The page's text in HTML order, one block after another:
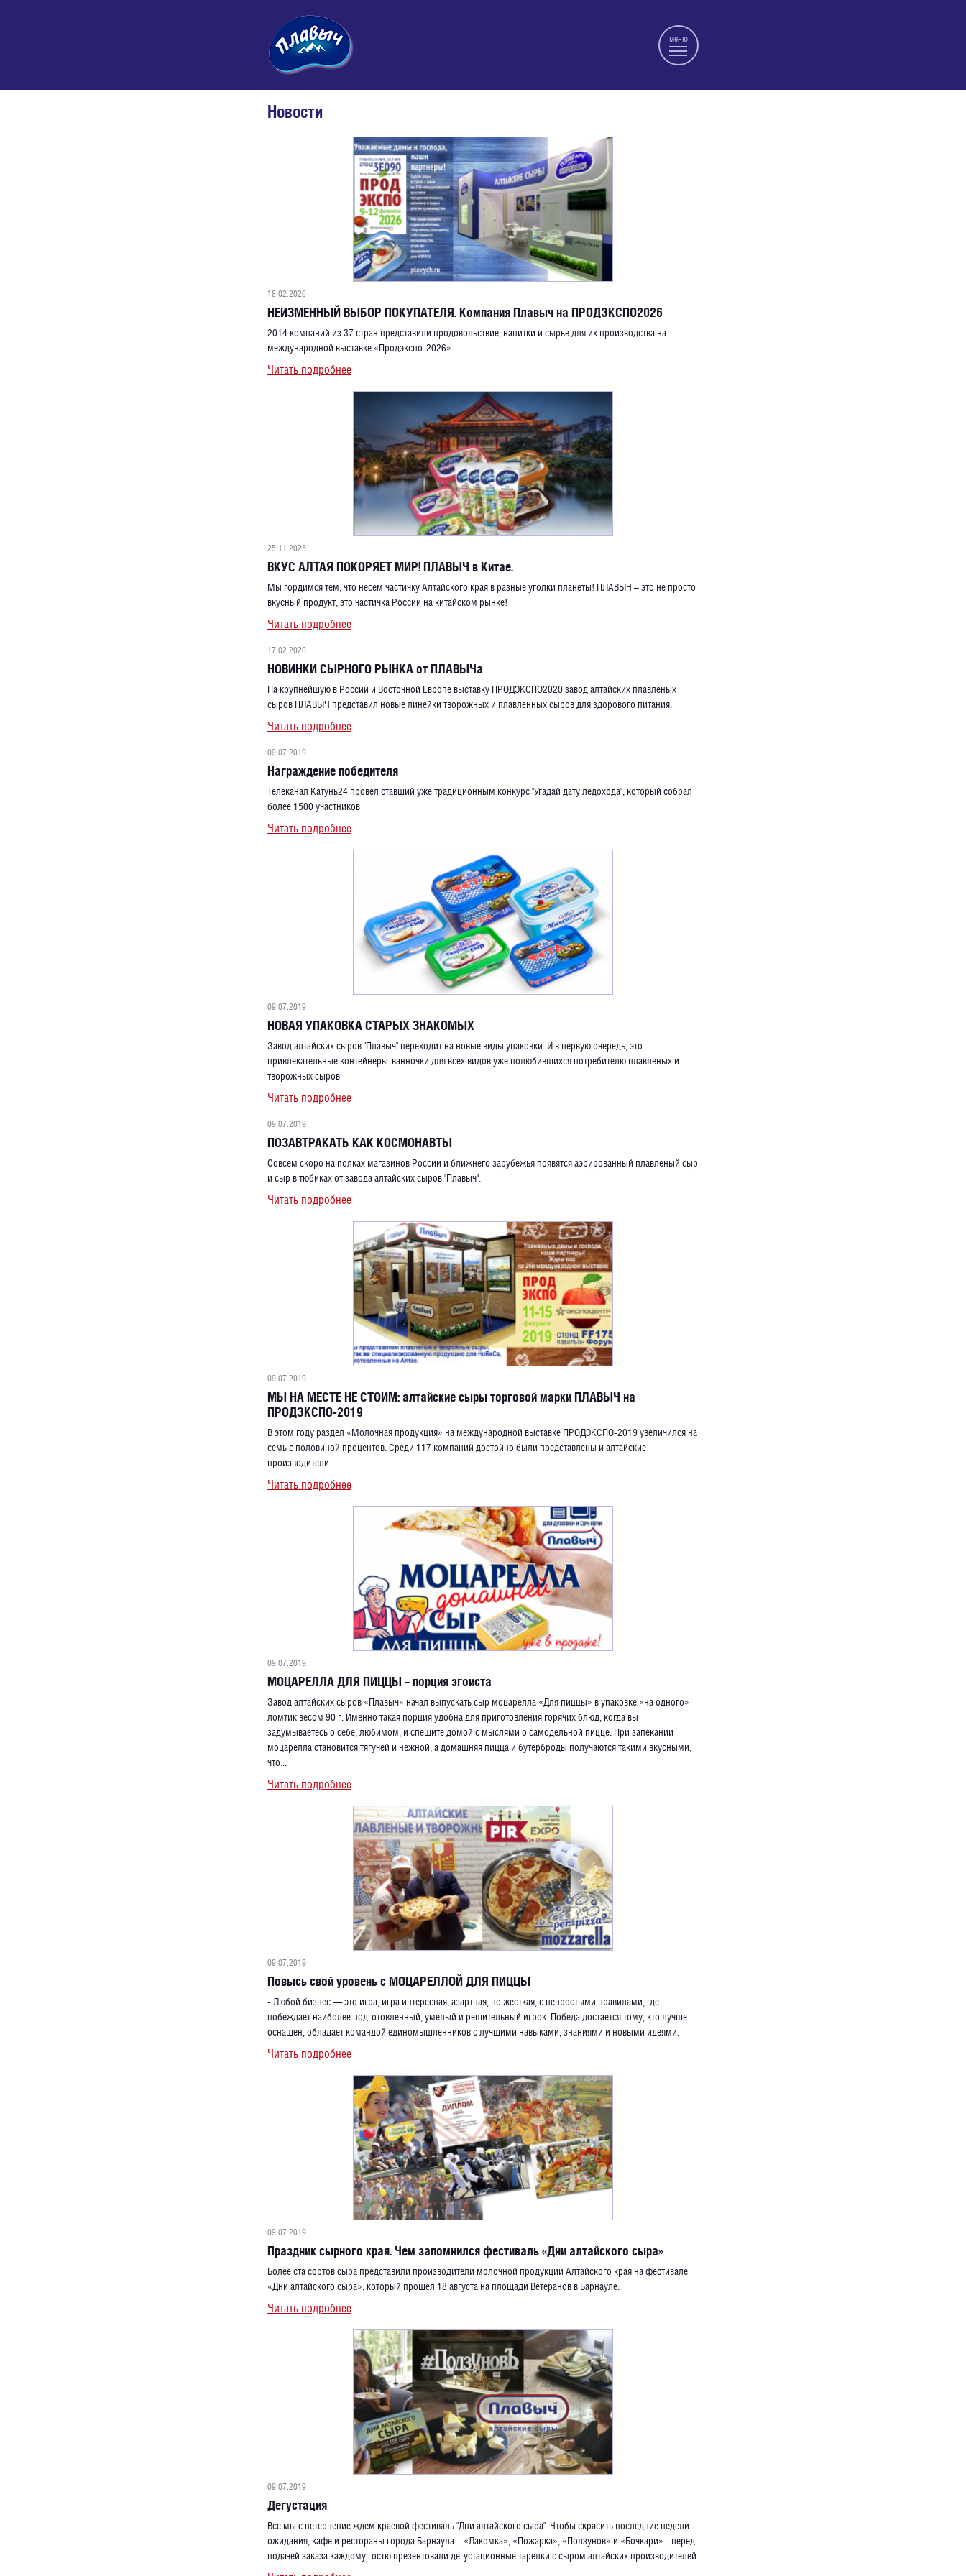
меню
Новости
18.02.2026
НЕИЗМЕННЫЙ ВЫБОР ПОКУПАТЕЛЯ. Компания Плавыч на ПРОДЭКСПО2026
2014 компаний из 37 стран представили продовольствие, напитки и сырье для их производства на
международной выставке «Продэкспо-2026».
Читать подробнее
25.11.2025
ВКУС АЛТАЯ ПОКОРЯЕТ МИР! ПЛАВЫЧ в Китае.
Мы гордимся тем, что несем частичку Алтайского края в разные уголки планеты! ПЛАВЫЧ – это не просто
вкусный продукт, это частичка России на китайском рынке!
Читать подробнее
17.02.2020
НОВИНКИ СЫРНОГО РЫНКА от ПЛАВЫЧа
На крупнейшую в России и Восточной Европе выставку ПРОДЭКСПО2020 завод алтайских плавленых
сыров ПЛАВЫЧ представил новые линейки творожных и плавленных сыров для здорового питания.
Читать подробнее
09.07.2019
Награждение победителя
Телеканал Катунь24 провел ставший уже традиционным конкурс "Угадай дату ледохода", который собрал
более 1500 участников
Читать подробнее
09.07.2019
НОВАЯ УПАКОВКА СТАРЫХ ЗНАКОМЫХ
Завод алтайских сыров "Плавыч" переходит на новые виды упаковки. И в первую очередь, это
привлекательные контейнеры-ванночки для всех видов уже полюбившихся потребителю плавленых и
творожных сыров
Читать подробнее
09.07.2019
ПОЗАВТРАКАТЬ КАК КОСМОНАВТЫ
Совсем скоро на полках магазинов России и ближнего зарубежья появятся аэрированный плавленый сыр
и сыр в тюбиках от завода алтайских сыров "Плавыч".
Читать подробнее
09.07.2019
МЫ НА МЕСТЕ НЕ СТОИМ: алтайские сыры торговой марки ПЛАВЫЧ на
ПРОДЭКСПО-2019
В этом году раздел «Молочная продукция» на международной выставке ПРОДЭКСПО-2019 увеличился на
семь с половиной процентов. Среди 117 компаний достойно были представлены и алтайские
производители.
Читать подробнее
09.07.2019
МОЦАРЕЛЛА ДЛЯ ПИЦЦЫ – порция эгоиста
Завод алтайских сыров «Плавыч» начал выпускать сыр моцарелла «Для пиццы» в упаковке «на одного» -
ломтик весом 90 г. Именно такая порция удобна для приготовления горячих блюд, когда вы
задумываетесь о себе, любимом, и спешите домой с мыслями о самодельной пицце. При запекании
моцарелла становится тягучей и нежной, а домашняя пицца и бутерброды получаются такими вкусными,
что...
Читать подробнее
09.07.2019
Повысь свой уровень с МОЦАРЕЛЛОЙ ДЛЯ ПИЦЦЫ
- Любой бизнес — это игра, игра интересная, азартная, но жесткая, с непростыми правилами, где
побеждает наиболее подготовленный, умелый и решительный игрок. Победа достается тому, кто лучше
оснащен, обладает командой единомышленников с лучшими навыками, знаниями и новыми идеями.
Читать подробнее
09.07.2019
Праздник сырного края. Чем запомнился фестиваль «Дни алтайского сыра»
Более ста сортов сыра представили производители молочной продукции Алтайского края на фестивале
«Дни алтайского сыра», который прошел 18 августа на площади Ветеранов в Барнауле.
Читать подробнее
09.07.2019
Дегустация
Все мы с нетерпение ждем краевой фестиваль "Дни алтайского сыра". Чтобы скрасить последние недели
ожидания, кафе и рестораны города Барнаула – «Лакомка», «Пожарка», «Ползунов» и «Бочкари» - перед
подачей заказа каждому гостю презентовали дегустационные тарелки с сыром алтайских производителей.